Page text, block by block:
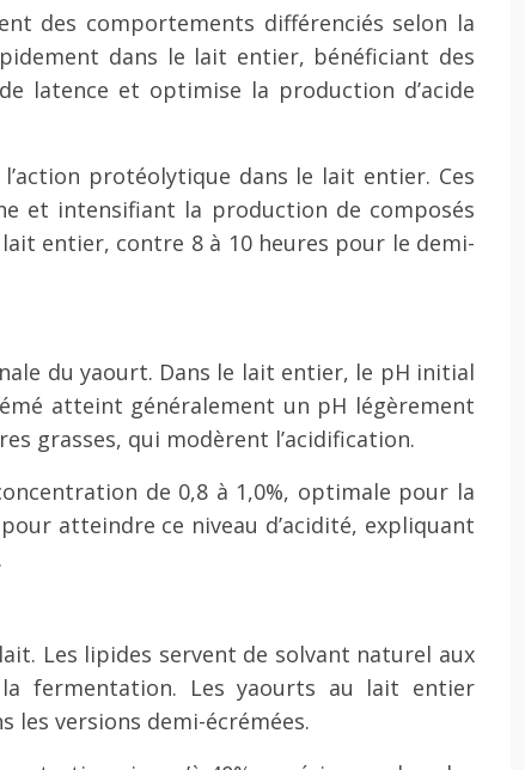
des comportements différenciés selon la
dans le lait entier, bénéficiant des
latence et optimise la production d’acide
protéolytique dans le lait entier. Ces
et intensifiant la production de composés
entier, contre 8 à 10 heures pour le demi-
du yaourt. Dans le lait entier, le pH initial
atteint généralement un pH légèrement
grasses, qui modèrent l’acidification.
de 0,8 à 1,0%, optimale pour la
atteindre ce niveau d’acidité, expliquant
Les lipides servent de solvant naturel aux
fermentation. Les yaourts au lait entier
les versions demi-écrémées.